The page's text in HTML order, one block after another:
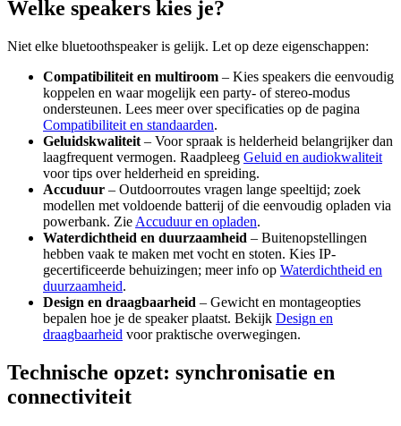
Welke speakers kies je?
Niet elke bluetoothspeaker is gelijk. Let op deze eigenschappen:
Compatibiliteit en multiroom – Kies speakers die eenvoudig
koppelen en waar mogelijk een party- of stereo-modus
ondersteunen. Lees meer over specificaties op de pagina
Compatibiliteit en standaarden.
Geluidskwaliteit – Voor spraak is helderheid belangrijker dan
laagfrequent vermogen. Raadpleeg Geluid en audiokwaliteit
voor tips over helderheid en spreiding.
Accuduur – Outdoorroutes vragen lange speeltijd; zoek
modellen met voldoende batterij of die eenvoudig opladen via
powerbank. Zie Accuduur en opladen.
Waterdichtheid en duurzaamheid – Buitenopstellingen
hebben vaak te maken met vocht en stoten. Kies IP-
gecertificeerde behuizingen; meer info op Waterdichtheid en
duurzaamheid.
Design en draagbaarheid – Gewicht en montageopties
bepalen hoe je de speaker plaatst. Bekijk Design en
draagbaarheid voor praktische overwegingen.
Technische opzet: synchronisatie en
connectiviteit